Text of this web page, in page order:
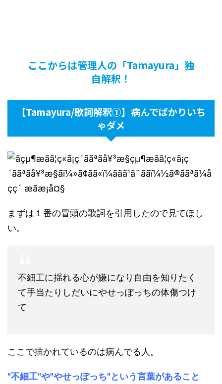
ここからは管理人の「Tamayura」独
自解釈！
【Tamayura/歌詞解釈①】病んでばかりいち
ゃダメ
まずは１番の冒頭の歌詞を引用したので見てほし
い。
不細工に揺れる心が嫌になり自由を知りたく
て手当たりしだいにやせっぽっちの体傷つけ
て
ここで描かれているのは病んでる人。
"不細工"や"やせっぽっち"という言葉があること